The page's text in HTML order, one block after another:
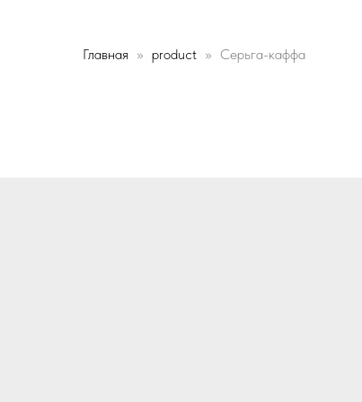
Главная product Серьга-каффа